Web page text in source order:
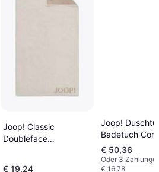
Joop! Classic
Doubleface
€ 19,24
Joop!
Badetuch
1611-47
€ 50,36
Oder 3
€ 16,78